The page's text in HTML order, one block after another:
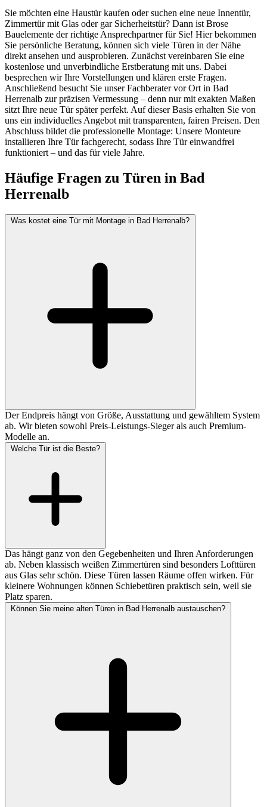
Sie möchten eine Haustür kaufen oder suchen eine neue Innentür,
Zimmertür mit Glas oder gar Sicherheitstür? Dann ist Brose
Bauelemente der richtige Ansprechpartner für Sie! Hier bekommen
Sie persönliche Beratung, können sich viele Türen in der Nähe
direkt ansehen und ausprobieren. Zunächst vereinbaren Sie eine
kostenlose und unverbindliche Erstberatung mit uns. Dabei
besprechen wir Ihre Vorstellungen und klären erste Fragen.
Anschließend besucht Sie unser Fachberater vor Ort in Bad
Herrenalb zur präzisen Vermessung – denn nur mit exakten Maßen
sitzt Ihre neue Tür später perfekt. Auf dieser Basis erhalten Sie von
uns ein individuelles Angebot mit transparenten, fairen Preisen. Den
Abschluss bildet die professionelle Montage: Unsere Monteure
installieren Ihre Tür fachgerecht, sodass Ihre Tür einwandfrei
funktioniert – und das für viele Jahre.
Häufige Fragen zu Türen in Bad
Herrenalb
Was kostet eine Tür mit Montage in Bad Herrenalb?
Der Endpreis hängt von Größe, Ausstattung und gewähltem System
ab. Wir bieten sowohl Preis-Leistungs-Sieger als auch Premium-
Modelle an.
Welche Tür ist die Beste?
Das hängt ganz von den Gegebenheiten und Ihren Anforderungen
ab. Neben klassisch weißen Zimmertüren sind besonders Lofttüren
aus Glas sehr schön. Diese Türen lassen Räume offen wirken. Für
kleinere Wohnungen können Schiebetüren praktisch sein, weil sie
Platz sparen.
Können Sie meine alten Türen in Bad Herrenalb austauschen?